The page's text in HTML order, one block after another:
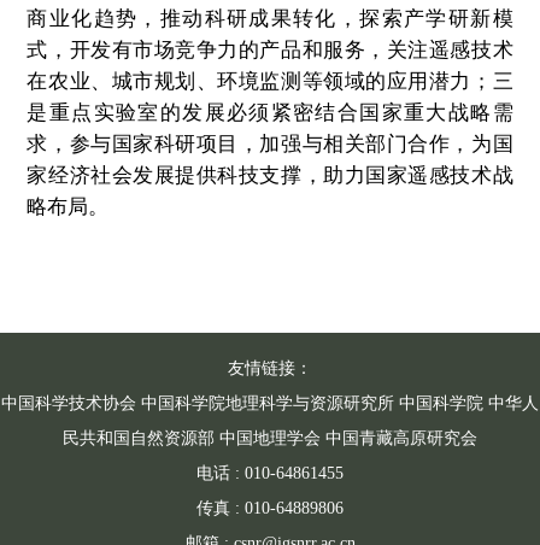
商业化趋势，推动科研成果转化，探索产学研新模
式，开发有市场竞争力的产品和服务，关注遥感技术
在农业、城市规划、环境监测等领域的应用潜力；三
是重点实验室的发展必须紧密结合国家重大战略需
求，参与国家科研项目，加强与相关部门合作，为国
家经济社会发展提供科技支撑，助力国家遥感技术战
略布局。
友情链接：
中国科学技术协会 中国科学院地理科学与资源研究所 中国科学院 中华人
民共和国自然资源部 中国地理学会 中国青藏高原研究会
电话 : 010-64861455
传真 : 010-64889806